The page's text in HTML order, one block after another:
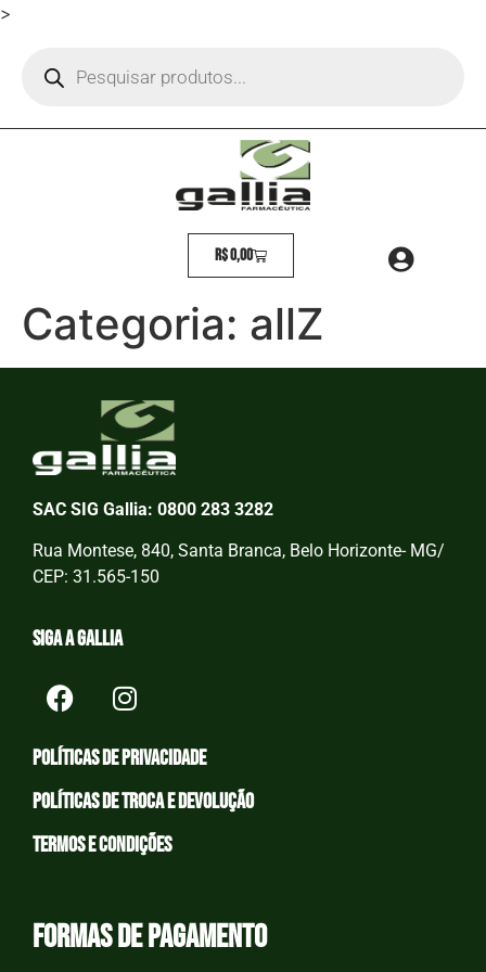
>
R$0,00
Categoria: allZ
SAC SIG Gallia: 0800 283 3282
Rua Montese, 840, Santa Branca, Belo Horizonte- MG/
CEP: 31.565-150
Siga a Gallia
Políticas de privacidade
Políticas de Troca e devolução
Termos e condições
Formas de Pagamento